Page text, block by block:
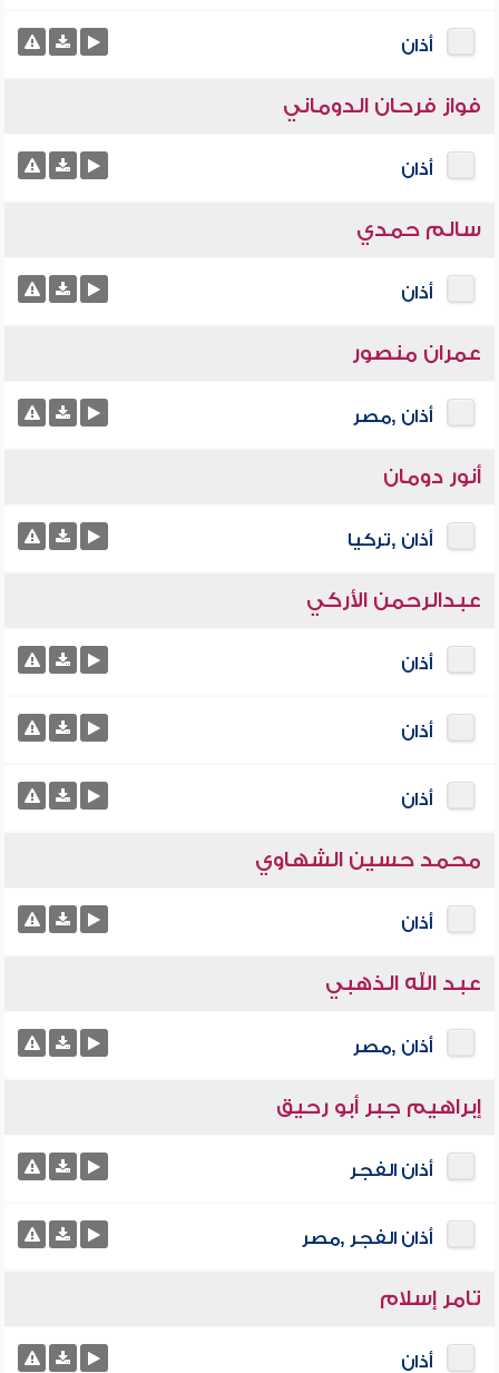
أذان
فواز فرحان الدوماني
أذان
سالم حمدي
أذان
عمران منصور
أذان ,مصر
أنور دومان
أذان ,تركيا
عبدالرحمن الأركي
أذان
أذان
أذان
محمد حسين الشهاوي
أذان
عبد الله الذهبي
أذان ,مصر
إبراهيم جبر أبو رحيق
أذان الفجر
أذان الفجر ,مصر
تامر إسلام
أذان